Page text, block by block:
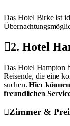
Das Hotel Birke ist
2. Hotel
Das Hotel Hampton
Reisende, die eine
suchen. Hier
freundlichen
Zimmer &